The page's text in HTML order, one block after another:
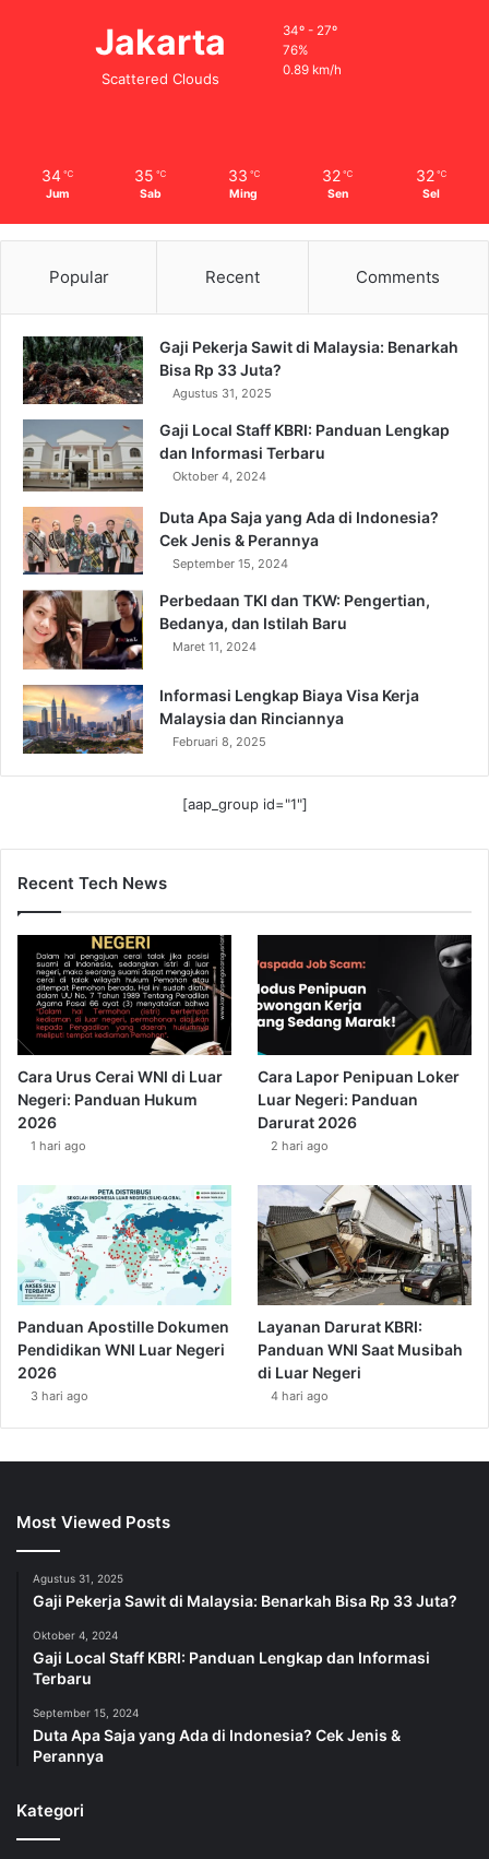
Jakarta
Scattered Clouds
34º - 27º
76%
0.89 km/h
34 ℃
Jum
35 ℃
Sab
33 ℃
Ming
32 ℃
Sen
32 ℃
Sel
Popular Recent Comments
Gaji Pekerja Sawit di Malaysia: Benarkah
Bisa Rp 33 Juta?
Agustus 31, 2025
Gaji Local Staff KBRI: Panduan Lengkap
dan Informasi Terbaru
Oktober 4, 2024
Duta Apa Saja yang Ada di Indonesia?
Cek Jenis & Perannya
September 15, 2024
Perbedaan TKI dan TKW: Pengertian,
Bedanya, dan Istilah Baru
Maret 11, 2024
Informasi Lengkap Biaya Visa Kerja
Malaysia dan Rinciannya
Februari 8, 2025
[aap_group id="1"]
Recent Tech News
Cara Urus Cerai WNI di Luar
Negeri: Panduan Hukum
2026
1 hari ago
Cara Lapor Penipuan Loker
Luar Negeri: Panduan
Darurat 2026
2 hari ago
Panduan Apostille Dokumen
Pendidikan WNI Luar Negeri
2026
3 hari ago
Layanan Darurat KBRI:
Panduan WNI Saat Musibah
di Luar Negeri
4 hari ago
Most Viewed Posts
Agustus 31, 2025
Gaji Pekerja Sawit di Malaysia: Benarkah Bisa Rp 33 Juta?
Oktober 4, 2024
Gaji Local Staff KBRI: Panduan Lengkap dan Informasi
Terbaru
September 15, 2024
Duta Apa Saja yang Ada di Indonesia? Cek Jenis &
Perannya
Kategori